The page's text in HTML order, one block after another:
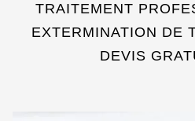
TRAITEMENT
EXTERMINATION DE
DEVIS